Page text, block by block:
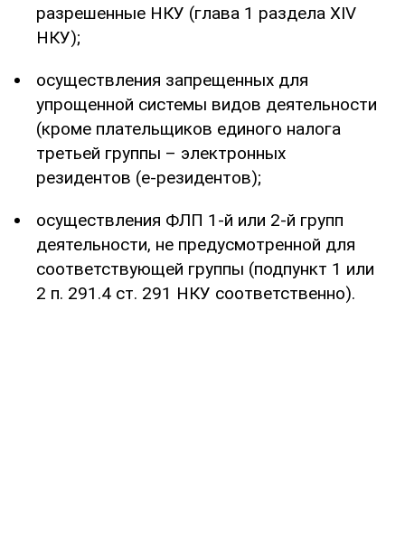
разрешенные НКУ (глава 1 раздела XIV
НКУ);
осуществления запрещенных для
упрощенной системы видов деятельности
(кроме плательщиков единого налога
третьей группы – электронных
резидентов (е-резидентов);
осуществления ФЛП 1-й или 2-й групп
деятельности, не предусмотренной для
соответствующей группы (подпункт 1 или
2 п. 291.4 ст. 291 НКУ соответственно).